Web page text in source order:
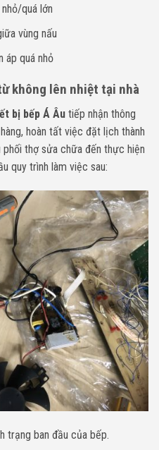
quá lớn
vùng nấu
áp quá nhỏ
không lên nhiệt tại nhà
bị bếp Á Âu tiếp nhận thông
hoàn tất việc đặt lịch thành
thợ sửa chữa đến thực hiện
quy trình làm việc sau:
trạng ban đầu của bếp.